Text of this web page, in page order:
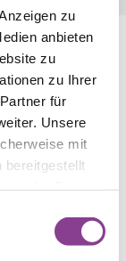
zu
anbieten
zu
zu Ihrer
für
Unsere
mit
bereitgestellt